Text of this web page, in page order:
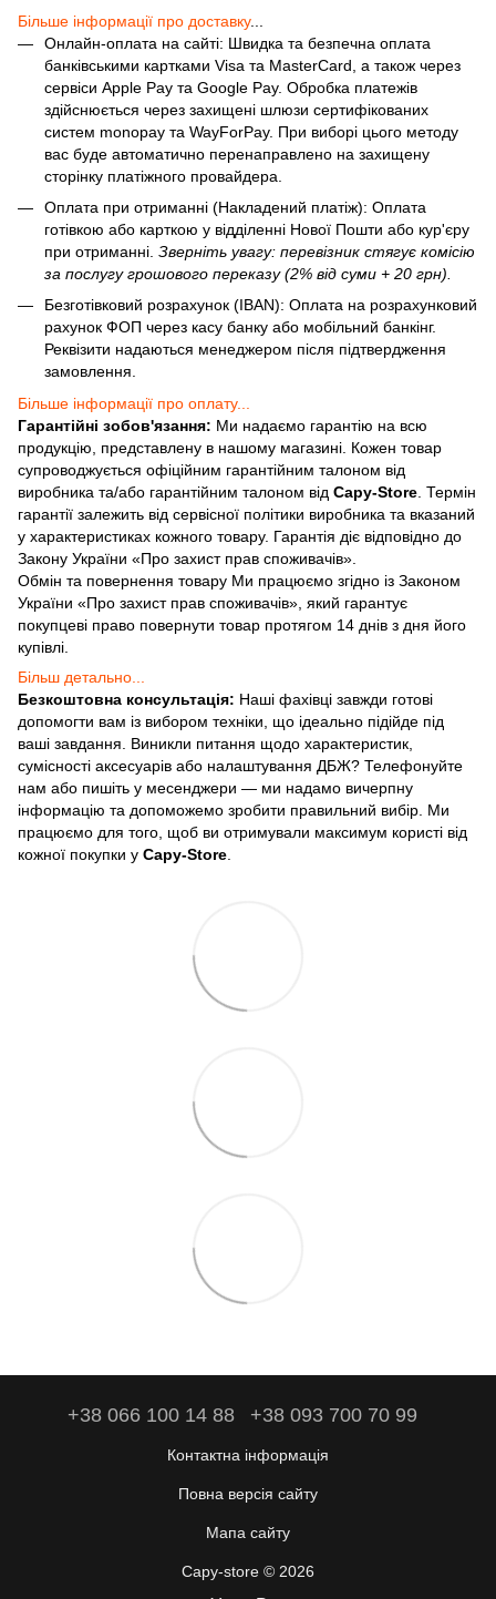
Більше інформації про доставку...
Онлайн-оплата на сайті: Швидка та безпечна оплата
банківськими картками Visa та MasterCard, а також через
сервіси Apple Pay та Google Pay. Обробка платежів
здійснюється через захищені шлюзи сертифікованих
систем monopay та WayForPay. При виборі цього методу
вас буде автоматично перенаправлено на захищену
сторінку платіжного провайдера.
Оплата при отриманні (Накладений платіж): Оплата
готівкою або карткою у відділенні Нової Пошти або кур'єру
при отриманні. Зверніть увагу: перевізник стягує комісію
за послугу грошового переказу (2% від суми + 20 грн).
Безготівковий розрахунок (IBAN): Оплата на розрахунковий
рахунок ФОП через касу банку або мобільний банкінг.
Реквізити надаються менеджером після підтвердження
замовлення.
Більше інформації про оплату...
Гарантійні зобов'язання: Ми надаємо гарантію на всю
продукцію, представлену в нашому магазині. Кожен товар
супроводжується офіційним гарантійним талоном від
виробника та/або гарантійним талоном від Capy-Store . Термін
гарантії залежить від сервісної політики виробника та вказаний
у характеристиках кожного товару. Гарантія діє відповідно до
Закону України «Про захист прав споживачів».
Обмін та повернення товару Ми працюємо згідно із Законом
України «Про захист прав споживачів», який гарантує
покупцеві право повернути товар протягом 14 днів з дня його
купівлі.
Більш детально...
Безкоштовна консультація: Наші фахівці завжди готові
допомогти вам із вибором техніки, що ідеально підійде під
ваші завдання. Виникли питання щодо характеристик,
сумісності аксесуарів або налаштування ДБЖ? Телефонуйте
нам або пишіть у месенджери — ми надамо вичерпну
інформацію та допоможемо зробити правильний вибір. Ми
працюємо для того, щоб ви отримували максимум користі від
кожної покупки у Capy-Store
+38 066 100 14 88 +38 093 700 70 99
Контактна інформація
Повна версія сайту
Мапа сайту
Capy-store © 2026